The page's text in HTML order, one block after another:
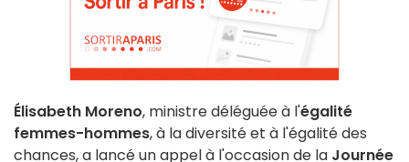
Élisabeth Moreno, ministre déléguée à l'égalité
femmes-hommes, à la diversité et à l'égalité des
chances, a lancé un appel à l'occasion de la Journée